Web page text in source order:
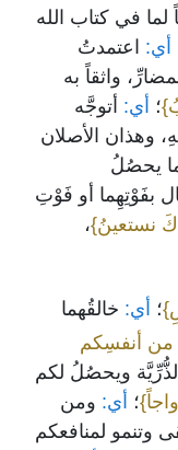
لما في كتاب الله
أي: اعتمدتُ
واثقاً به
؛ أي: أتوجَّه
وهذان الأصلان
يحصُلُ
بفَوْتِهِما أو فَوْتِ
نستعينُ}،
؛ أي: خالقُهما
أنفسِكم
ويحصُلُ لكم
؛ أي: ومن
وتنمو لمنافعكم